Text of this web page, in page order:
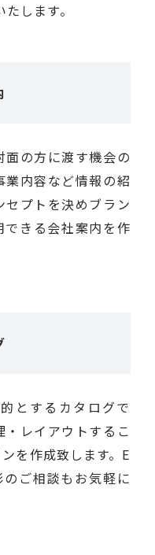
します。
面の方に渡す機会の
内容など情報の紹
プトを決めブラン
できる会社案内を作
とするカタログで
レイアウトするこ
を作成致します。E
ご相談もお気軽に